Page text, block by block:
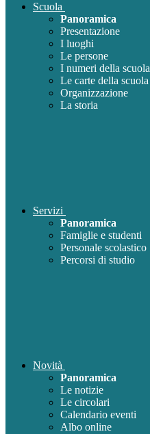
Scuola
Panoramica
Presentazione
I luoghi
Le persone
I numeri della scuola
Le carte della scuola
Organizzazione
La storia
Servizi
Panoramica
Famiglie e studenti
Personale scolastico
Percorsi di studio
Novità
Panoramica
Le notizie
Le circolari
Calendario eventi
Albo online